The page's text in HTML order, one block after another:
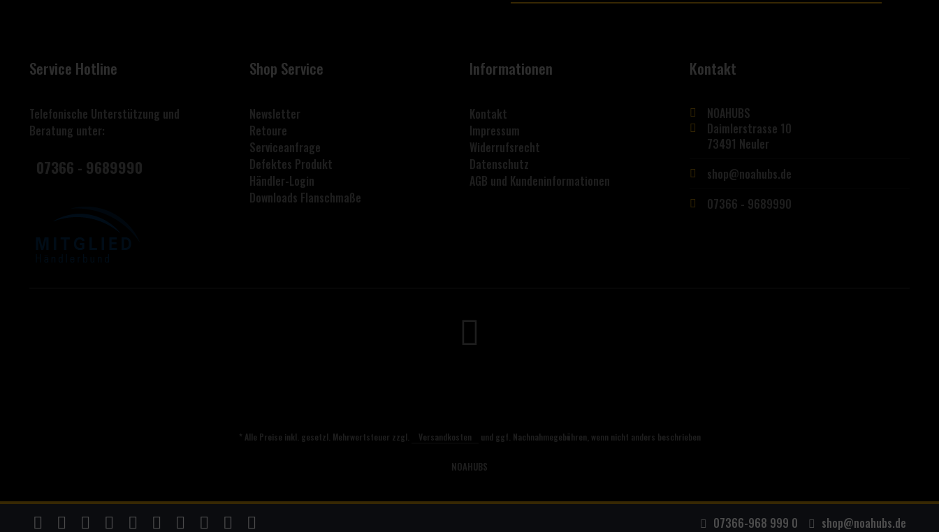
Service Hotline
Telefonische Unterstützung und
Beratung unter:
07366 - 9689990
Shop Service
Newsletter
Retoure
Serviceanfrage
Defektes Produkt
Händler-Login
Downloads Flanschmaße
Informationen
Kontakt
Impressum
Widerrufsrecht
Datenschutz
AGB und Kundeninformationen
Kontakt
NOAHUBS
Daimlerstrasse 10
73491 Neuler
shop@noahubs.de
07366 - 9689990
* Alle Preise inkl. gesetzl. Mehrwertsteuer zzgl. Versandkosten und ggf. Nachnahmegebühren, wenn nicht anders beschrieben
NOAHUBS
07366-968 999 0 shop@noahubs.de